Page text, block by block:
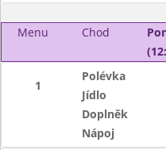
Menu Chod
1
Polévka
Jídlo
Doplněk
Nápoj